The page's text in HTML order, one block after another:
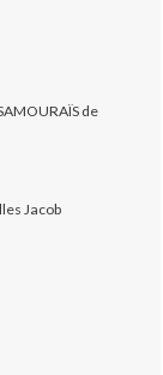
de
Jacob